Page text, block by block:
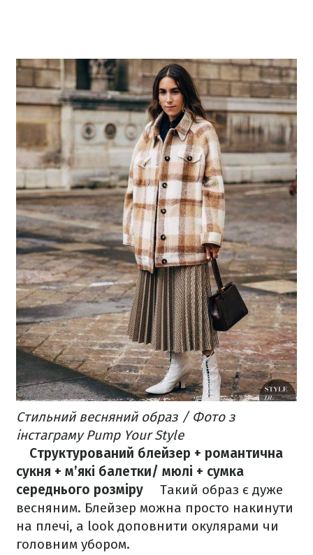
Стильний весняний образ / Фото з
інстаграму Pump Your Style
Структурований блейзер + романтична
сукня + м’які балетки/ мюлі + сумка
середнього розміру
Такий образ є дуже
весняним. Блейзер можна просто накинути
на плечі, а look доповнити окулярами чи
головним убором.